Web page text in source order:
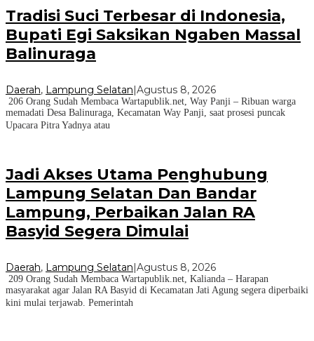
Tradisi Suci Terbesar di Indonesia,
Bupati Egi Saksikan Ngaben Massal
Balinuraga
Daerah, Lampung Selatan Agustus 8, 2026
206 Orang Sudah Membaca Wartapublik.net, Way Panji – Ribuan warga
memadati Desa Balinuraga, Kecamatan Way Panji, saat prosesi puncak
Upacara Pitra Yadnya atau
Jadi Akses Utama Penghubung
Lampung Selatan Dan Bandar
Lampung, Perbaikan Jalan RA
Basyid Segera Dimulai
Daerah, Lampung Selatan|Agustus 8, 2026
209 Orang Sudah Membaca Wartapublik.net, Kalianda – Harapan
masyarakat agar Jalan RA Basyid di Kecamatan Jati Agung segera diperbaiki
kini mulai terjawab. Pemerintah